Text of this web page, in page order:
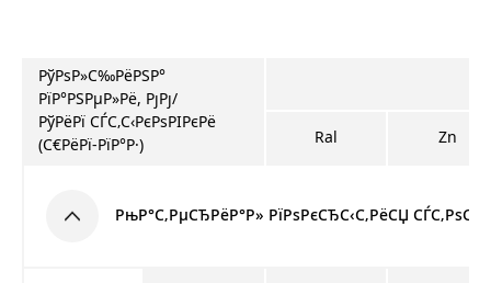
РўРѕР»С‰РёРЅР°
РїР°РЅРµР»Рё, РјРј/
РўРёРї СЃС‚С‹РєРѕРІРєРё
(С€РёРї-РїР°Р·)
Ral Zn
РњР°С‚РµСЂРёР°Р» РїРѕРєСЂС‹С‚РёСЏ